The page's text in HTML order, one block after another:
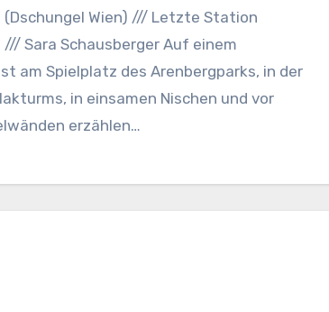
(Dschungel Wien) /// Letzte Station
/// Sara Schausberger Auf einem
am Spielplatz des Arenbergparks, in der
in einsamen Nischen und vor
erzählen…